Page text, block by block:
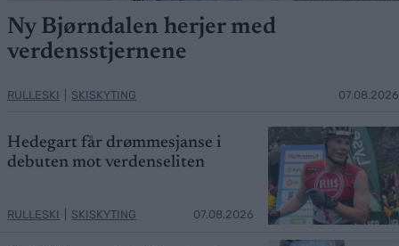
Ny Bjørndalen herjer med
verdensstjernene
RULLESKI SKISKYTING 07.08.2026
Hedegart får drømmesjanse i
debuten mot verdenseliten
RULLESKI SKISKYTING 07.08.2026